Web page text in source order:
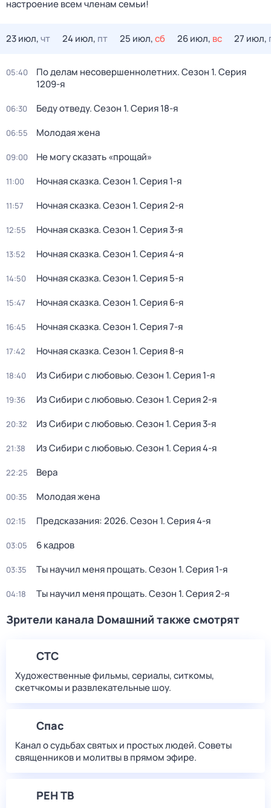
настроение всем членам семьи!
23 июл,чт 24 июл, пт 25 июл,сб 26 июл, вс 27 июл,
05:40 По делам несовершеннолетних. Сезон 1. Серия
1209-я
06:30 Беду отведу. Сезон 1. Серия 18-я
06:55 Молодая жена
09:00 Не могу сказать «прощай»
11:00 Ночная сказка. Сезон 1. Серия 1-я
11:57 Ночная сказка. Сезон 1. Серия 2-я
12:55 Ночная сказка. Сезон 1. Серия 3-я
13:52 Ночная сказка. Сезон 1. Серия 4-я
14:50 Ночная сказка. Сезон 1. Серия 5-я
15:47 Ночная сказка. Сезон 1. Серия 6-я
16:45 Ночная сказка. Сезон 1. Серия 7-я
17:42 Ночная сказка. Сезон 1. Серия 8-я
18:40 Из Сибири с любовью. Сезон 1. Серия 1-я
19:36 Из Сибири с любовью. Сезон 1. Серия 2-я
20:32 Из Сибири с любовью. Сезон 1. Серия 3-я
21:38 Из Сибири с любовью. Сезон 1. Серия 4-я
22:25 Beра
00:35 Молодая жена
02:15 Предсказания: 2026. Сезон 1. Серия 4-я
03:05 6 кадров
03:35 Ты научил меня прощать. Сезон 1. Серия 1-я
04:18 Ты научил меня прощать. Сезон 1. Серия 2-я
Зрители канала Dомашний также смотрят
СТС
Художественные фильмы, сериалы, ситкомы,
скетчкомы и развлекательные шоу.
Спас
Канал о судьбах святых и простых людей. Советы
священников и молитвы в прямом эфире.
РЕН ТВ